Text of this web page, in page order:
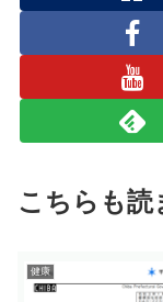
こちらも読
健康